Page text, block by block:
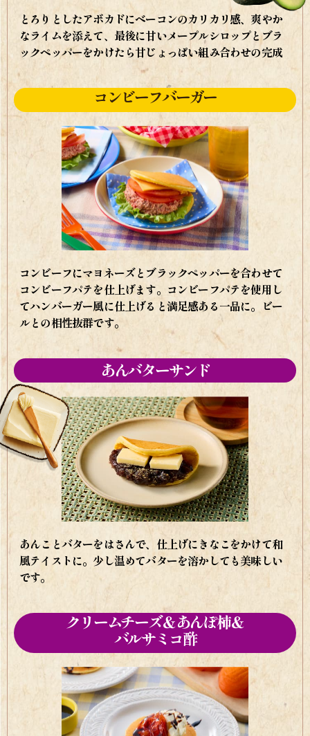
とろりとしたアボカドにベーコンのカリカリ感、爽やか
なライムを添えて、最後に甘いメープルシロップとブラ
ックペッパーをかけたら甘じょっぱい組み合わせの完成
コンビーフバーガー
コンビーフにマヨネーズとブラックペッパーを合わせて
コンビーフパテを仕上げます。コンビーフパテを使用し
てハンバーガー風に仕上げると満足感ある一品に。ビー
ルとの相性抜群です。
あんバターサンド
あんことバターをはさんで、仕上げにきなこをかけて和
風テイストに。少し温めてバターを溶かしても美味しい
です。
クリームチーズ＆あんぽ柿＆
バルサミコ酢